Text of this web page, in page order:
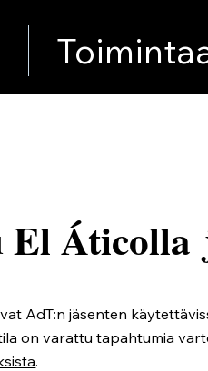
Áticolla
AdT:n jäsenten
on varattu tapahtumia
.